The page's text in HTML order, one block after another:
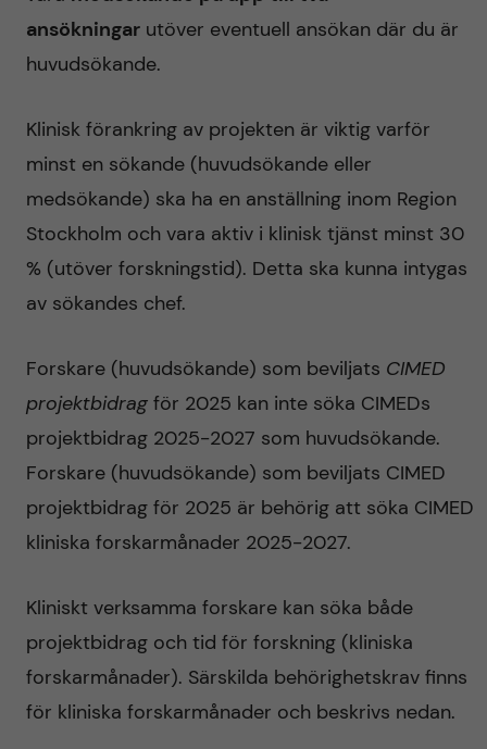
ansökningarutöver eventuell ansökan där du är
huvudsökande.
Klinisk förankring av projekten är viktig varför
minst en sökande (huvudsökande eller
medsökande) ska ha en anställning inom Region
Stockholm och vara aktiv i klinisk tjänst minst 30
% (utöver forskningstid). Detta ska kunna intygas
av sökandes chef.
Forskare (huvudsökande) som beviljats CIMED
projektbidrag för 2025 kan inte söka CIMEDs
projektbidrag 2025-2027 som huvudsökande.
Forskare (huvudsökande) som beviljats CIMED
projektbidrag för 2025 är behörig att söka CIMED
kliniska forskarmånader 2025-2027.
Kliniskt verksamma forskare kan söka både
projektbidrag och tid för forskning (kliniska
forskarmånader). Särskilda behörighetskrav finns
för kliniska forskarmånader och beskrivs nedan.